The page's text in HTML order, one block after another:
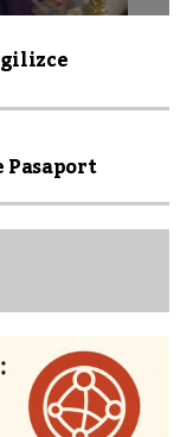
Pasaport